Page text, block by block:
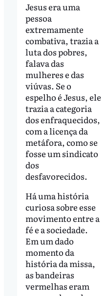
Jesus era uma
pessoa
extremamente
combativa, trazia a
luta dos pobres,
falava das
mulheres e das
viúvas. Se o
espelho é Jesus, ele
trazia a categoria
dos enfraquecidos,
com a licença da
metáfora, como se
fosse um sindicato
dos
desfavorecidos.
Há uma história
curiosa sobre esse
movimento entre a
fé e a sociedade.
Em um dado
momento da
história da missa,
as bandeiras
vermelhas eram